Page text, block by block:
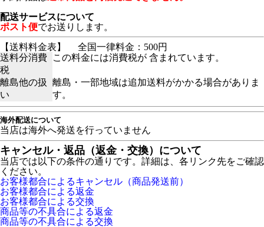
配送サービスについて
ポスト便でお送りします。
【送料料金表】
全国一律料金：500円
送料分消費
税
この料金には消費税が 含まれています。
離島他の扱
い
離島・一部地域は追加送料がかかる場合がありま
す。
海外配送について
当店は海外へ発送を行っていません
キャンセル・返品（返金・交換）について
当店では以下の条件の通りです。詳細は、各リンク先をご確認
ください。
お客様都合によるキャンセル（商品発送前）
お客様都合による返金
お客様都合による交換
商品等の不具合による返金
商品等の不具合による交換